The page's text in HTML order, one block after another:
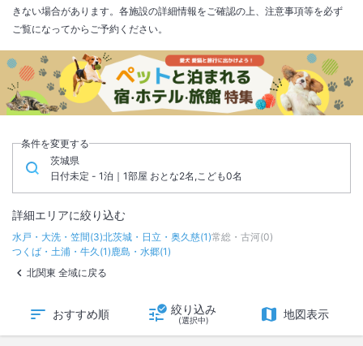
きない場合があります。各施設の詳細情報をご確認の上、注意事項等を必ず
ご覧になってからご予約ください。
条件を変更する
茨城県
日付未定 - 1泊｜1部屋 おとな2名,こども0名
詳細エリアに絞り込む
水戸・大洗・笠間(3)北茨城・日立・奥久慈(1)常総・古河(0)
つくば・土浦・牛久 (1)鹿島・水郷(1)
北関東 全域に戻る
おすすめ順 絞り込み
(選択中) 地図表示